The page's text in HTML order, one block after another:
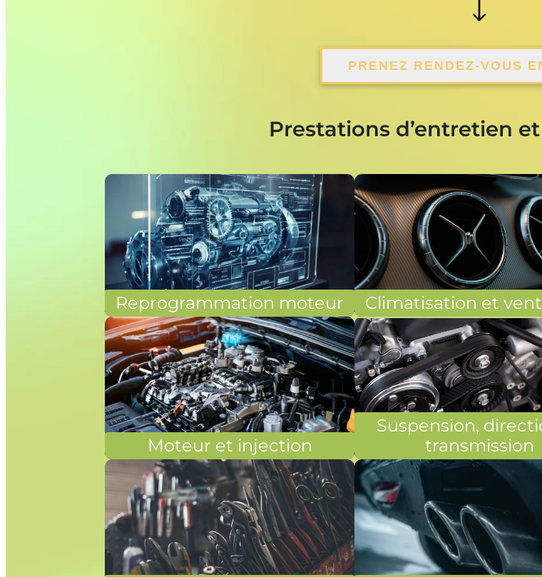
PRENEZ RENDEZ-VOUS
Prestations d’entretien
Reprogrammation moteur Climatisation et
Moteur et injection
Suspension,
transmission